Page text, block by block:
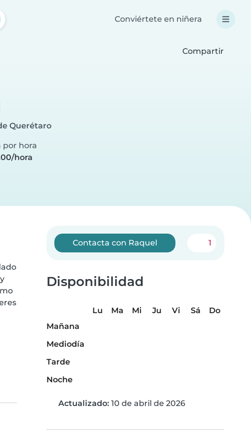
Conviértete en niñera
Compartir
Querétaro
por hora
hora
Contacta con Raquel 1
Disponibilidad
Lu Ma Mi Ju Vi Sá
Do
Mañana
Mediodía
Tarde
Noche
Actualizado: 10 de abril de 2026